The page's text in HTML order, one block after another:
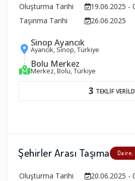
Oluşturma Tarihi
19.06.2025 -
Taşınma Tarihi
26.06.2025
Sinop Ayancık
Ayancık, Sinop, Türkiye
Bolu Merkez
Merkez, Bolu, Türkiye
3 TEKLİF
Şehirler Arası Taşıma Daire,
Oluşturma Tarihi
20.06.2025 -